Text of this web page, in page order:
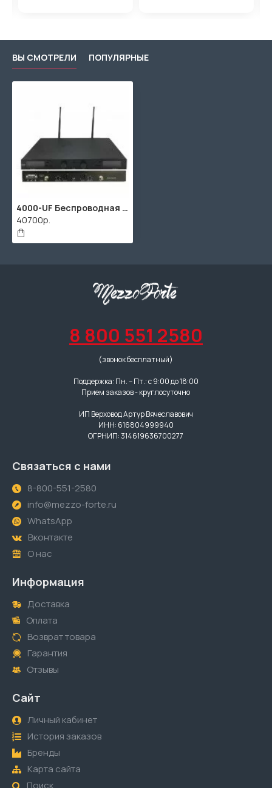
ВЫ СМОТРЕЛИ ПОПУЛЯРНЫЕ
4000-UF Беспроводная микрофонная система, 2 ручных передатчика, LAudio
40700р.
8 800 551 2580
(звонок бесплатный)
Поддержка: Пн. – Пт.: с 9:00 до 18:00
Прием заказов - круглосуточно
ИП Верховод Артур Вячеславович
ИНН: 616804999940
ОГРНИП: 314619636700277
Связаться с нами
8-800-551-2580
info@mezzo-forte.ru
WhatsApp
Вконтакте
О нас
Информация
Доставка
Оплата
Возврат товара
Гарантия
Отзывы
Сайт
Личный кабинет
История заказов
Бренды
Карта сайта
Поиск